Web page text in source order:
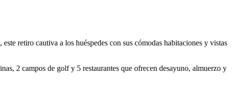
retiro cautiva a los huéspedes con sus cómodas habitaciones y vistas
2 campos de golf y 5 restaurantes que ofrecen desayuno, almuerzo y